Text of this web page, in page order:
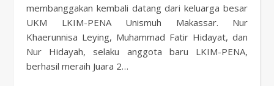
membanggakan kembali datang dari keluarga besar
UKM LKIM-PENA Unismuh Makassar. Nur
Khaerunnisa Leying, Muhammad Fatir Hidayat, dan
Nur Hidayah, selaku anggota baru LKIM-PENA,
berhasil meraih Juara 2…